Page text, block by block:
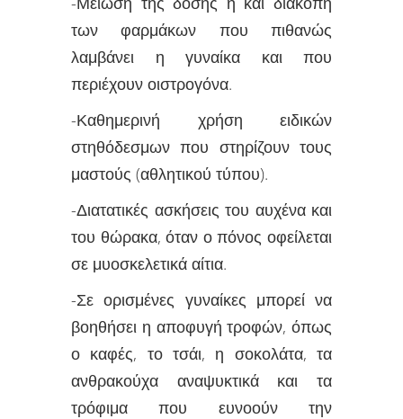
των φαρμάκων που πιθανώς
λαμβάνει η γυναίκα και που
περιέχουν οιστρογόνα.
-Καθημερινή χρήση ειδικών
στηθόδεσμων που στηρίζουν τους
μαστούς (αθλητικού τύπου).
-Διατατικές ασκήσεις του αυχένα και
του θώρακα, όταν ο πόνος οφείλεται
σε μυοσκελετικά αίτια.
-Σε ορισμένες γυναίκες μπορεί να
βοηθήσει η αποφυγή τροφών, όπως
ο καφές, το τσάι, η σοκολάτα, τα
ανθρακούχα αναψυκτικά και τα
τρόφιμα που ευνοούν την